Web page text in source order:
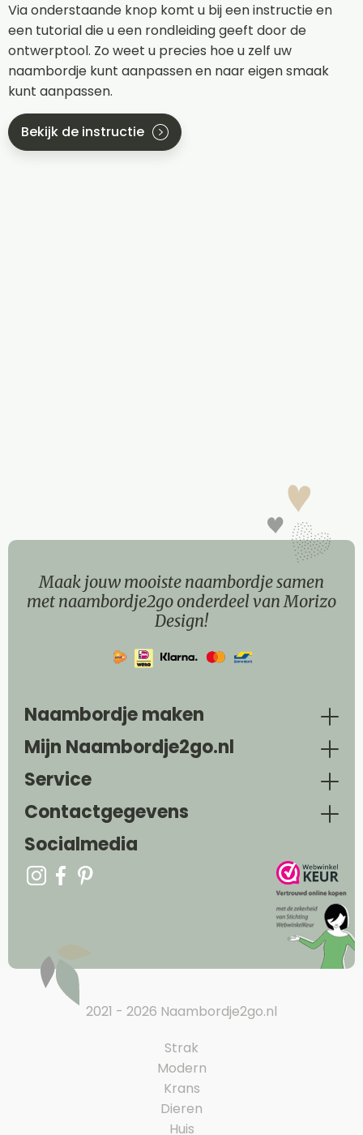
Via onderstaande knop komt u bij een instructie en
een tutorial die u een rondleiding geeft door de
ontwerptool. Zo weet u precies hoe u zelf uw
naambordje kunt aanpassen en naar eigen smaak
kunt aanpassen.
Bekijk de instructie
Maak jouw mooiste naambordje samen
met naambordje2go onderdeel van Morizo
Design!
Naambordje maken
Mijn Naambordje2go.nl
Service
Contactgegevens
Socialmedia
2021 - 2026 Naambordje2go.nl
Strak
Modern
Krans
Dieren
Huis